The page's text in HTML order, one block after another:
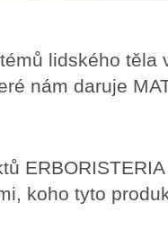
lidského těla
nám daruje
koho tyto